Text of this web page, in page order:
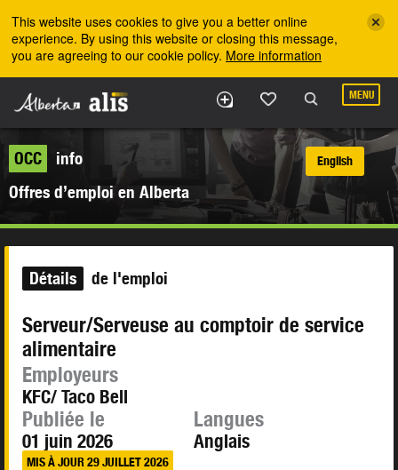
This website uses cookies to give you a better online
experience. By using this website or closing this message,
you are agreeing to our cookie policy. More information
MENU
OCC
info
Offres d’emploi en Alberta
English
Détails de l'emploi
Serveur/Serveuse au comptoir de service
alimentaire
Employeurs
KFC/ Taco Bell
Publiée le
01 juin 2026
MIS À JOUR 29 JUILLET 2026
Langues
Anglais